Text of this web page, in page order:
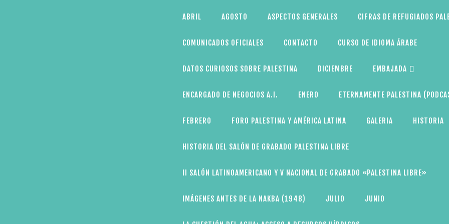
ABRIL AGOSTO ASPECTOS GENERALES CIFRAS DE REFUGIADOS
COMUNICADOS OFICIALES CONTACTO CURSO DE IDIOMA ÁRABE
DATOS CURIOSOS SOBRE PALESTINA DICIEMBRE EMBAJADA
ENCARGADO DE NEGOCIOS A.I. ENERO ETERNAMENTE PALESTINA
FEBRERO FORO PALESTINA Y AMÉRICA LATINA GALERIA HISTORIA
HISTORIA DEL SALÓN DE GRABADO PALESTINA LIBRE
II SALÓN LATINOAMERICANO Y V NACIONAL DE GRABADO «PALESTINA LIBRE»
IMÁGENES ANTES DE LA NAKBA (1948) JULIO JUNIO